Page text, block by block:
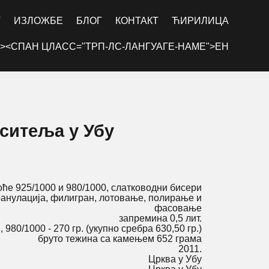
ИЗЛОЖБЕ БЛОГ КОНТАКТ ЋИРИЛИЦА
ЦЛАСС="ТРП-ЛС-ЛАНГУАГЕ-НАМЕ">ЕН
у Убу
925/1000 и 980/1000, слатководни бисери
филигран, лотовање, полирање и
фасовање
запремина 0,5 лит.
980/1000 - 270 гр. (укупно сребра 630,50 гр.)
бруто тежина са камењем 652 грама
2011.
Црква у Убу